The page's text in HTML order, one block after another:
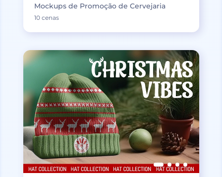
Mockups de Promoção de Cervejaria
10 cenas